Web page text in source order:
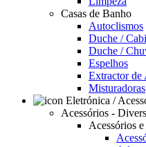
Casas de Banho
Autoclismos
Duche /
Duche /
Espelhos
Extractor de
Misturadoras
Acessórios -
Acessórios